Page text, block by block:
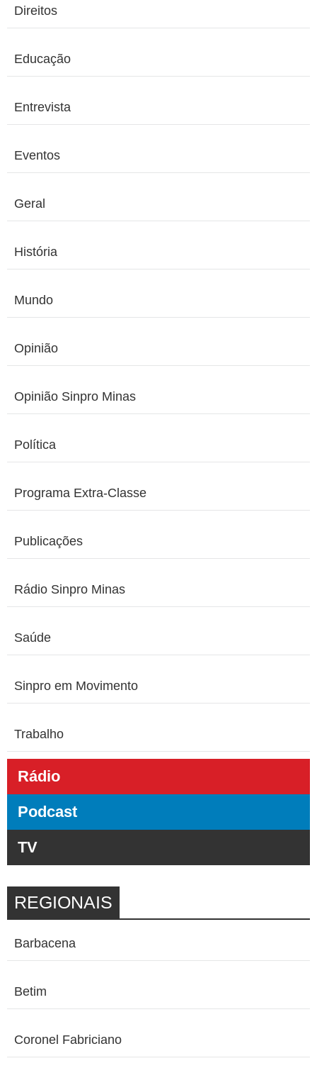
Direitos
Educação
Entrevista
Eventos
Geral
História
Mundo
Opinião
Opinião Sinpro Minas
Política
Programa Extra-Classe
Publicações
Rádio Sinpro Minas
Saúde
Sinpro em Movimento
Trabalho
Rádio
Podcast
TV
REGIONAIS
Barbacena
Betim
Coronel Fabriciano